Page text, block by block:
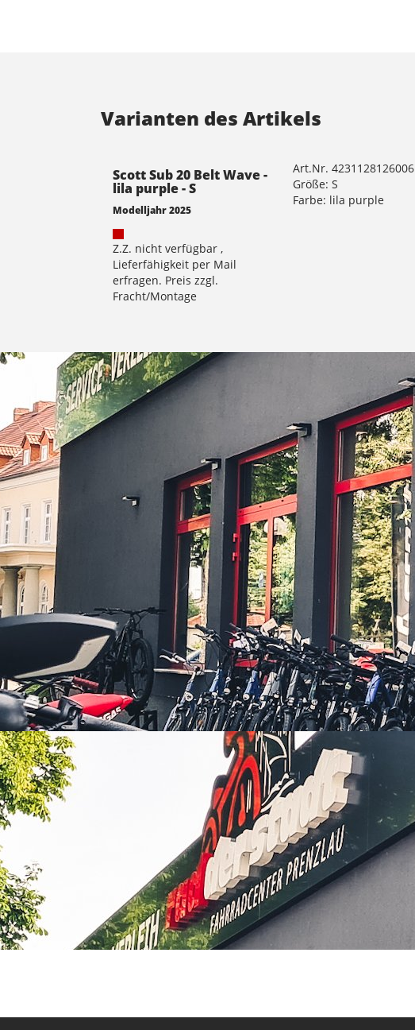
Varianten des Artikels
Scott Sub 20 Belt Wave -
lila purple - S
Modelljahr 2025
Z.Z. nicht verfügbar ,
Lieferfähigkeit per Mail
erfragen. Preis zzgl.
Fracht/Montage
Art.Nr. 4231128126006
Größe: S
Farbe: lila purple